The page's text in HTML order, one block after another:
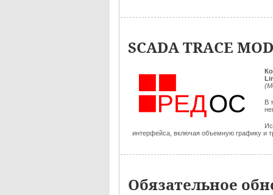
SCADA TRACE
В
интерфейса, включая объемную графику и
Обязательное